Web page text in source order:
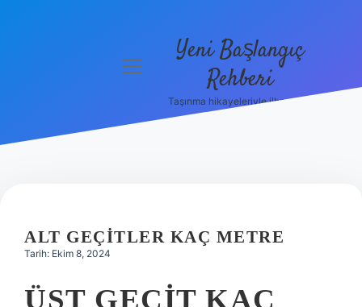
Politikası
menüyü
Yeni Başlangıç
Rehberi
Taşınma hikayeleriyle ilham bul!
ALT GEÇITLER KAÇ METRE
Tarih: Ekim 8, 2024
ÜST GEÇIT KAÇ